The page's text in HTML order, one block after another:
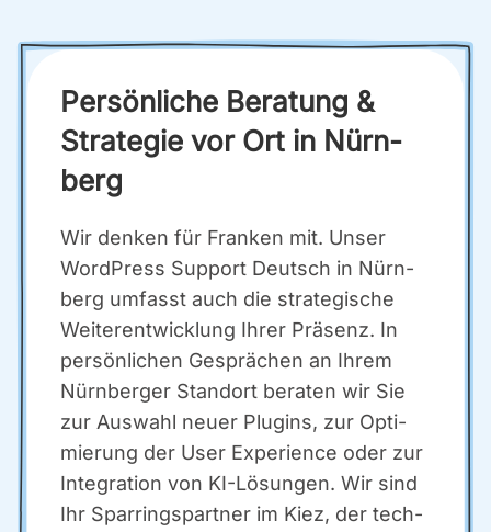
Per­sön­li­che Bera­tung &
Stra­te­gie vor Ort in Nürn­
berg
Wir den­ken für Fran­ken mit. Unser
Word­Press Sup­port Deutsch in Nürn­
berg umfasst auch die stra­te­gi­sche
Wei­ter­ent­wick­lung Ihrer Prä­senz. In
per­sön­li­chen Gesprä­chen an Ihrem
Nürn­ber­ger Stand­ort bera­ten wir Sie
zur Aus­wahl neu­er Plug­ins, zur Opti­
mie­rung der User Expe­ri­ence oder zur
Inte­gra­ti­on von KI-Lösun­gen. Wir sind
Ihr Spar­rings­part­ner im Kiez, der tech­